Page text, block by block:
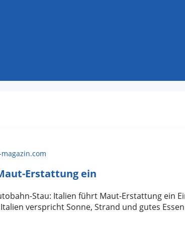
Erstattung ein
Stau: Italien führt Maut-Erstattung ein
verspricht Sonne, Strand und gutes